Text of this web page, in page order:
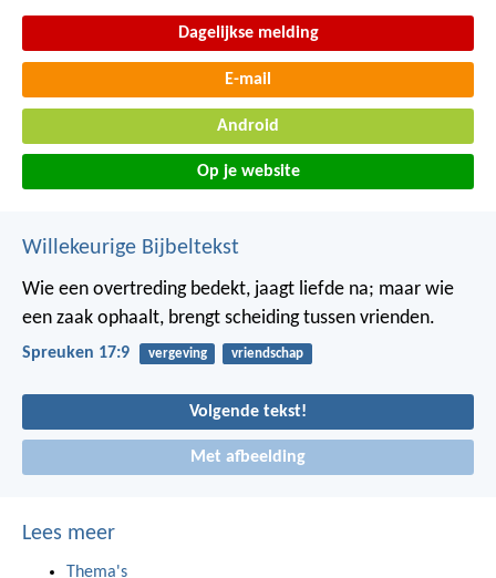
Dagelijkse melding
E-mail
Android
Op je website
Willekeurige Bijbeltekst
Wie een overtreding bedekt, jaagt liefde na; maar wie
een zaak ophaalt, brengt scheiding tussen vrienden.
Spreuken 17:9 vergeving vriendschap
Volgende tekst!
Met afbeelding
Lees meer
Thema's